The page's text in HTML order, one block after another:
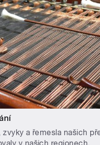
zvyky a řemesla našich